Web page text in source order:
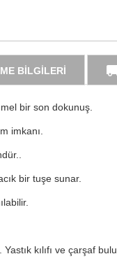
BİLGİLERİ
bir son dokunuş.
imkanı.
bir tuşe sunar.
kılıfı ve çarşaf